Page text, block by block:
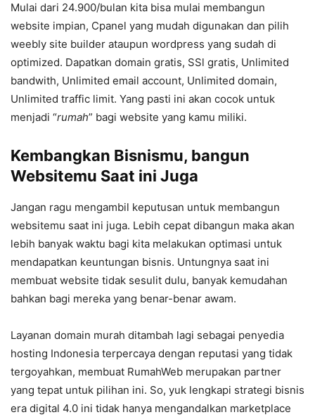
Mulai dari 24.900/bulan kita bisa mulai membangun
website impian, Cpanel yang mudah digunakan dan pilih
weebly site builder ataupun wordpress yang sudah di
optimized. Dapatkan domain gratis, SSl gratis, Unlimited
bandwith, Unlimited email account, Unlimited domain,
Unlimited traffic limit. Yang pasti ini akan cocok untuk
menjadi “rumah” bagi website yang kamu miliki.
Kembangkan Bisnismu, bangun
Websitemu Saat ini Juga
Jangan ragu mengambil keputusan untuk membangun
websitemu saat ini juga. Lebih cepat dibangun maka akan
lebih banyak waktu bagi kita melakukan optimasi untuk
mendapatkan keuntungan bisnis. Untungnya saat ini
membuat website tidak sesulit dulu, banyak kemudahan
bahkan bagi mereka yang benar-benar awam.
Layanan domain murah ditambah lagi sebagai penyedia
hosting Indonesia terpercaya dengan reputasi yang tidak
tergoyahkan, membuat RumahWeb merupakan partner
yang tepat untuk pilihan ini. So, yuk lengkapi strategi bisnis
era digital 4.0 ini tidak hanya mengandalkan marketplace